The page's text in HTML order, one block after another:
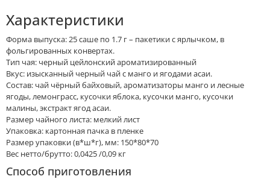
Характеристики
Форма выпуска: 25 саше по 1.7 г – пакетики с ярлычком, в
фольгированных конвертах.
Тип чая: черный цейлонский ароматизированный
Вкус: изысканный черный чай с манго и ягодами асаи.
Состав: чай чёрный байховый, ароматизаторы манго и лесные
ягоды, лемонграсс, кусочки яблока, кусочки манго, кусочки
малины, экстракт ягод асаи.
Размер чайного листа: мелкий лист
Упаковка: картонная пачка в пленке
Размер упаковки (в*ш*г), мм: 150*80*70
Вес нетто/брутто: 0,0425 /0,09 кг
Способ приготовления